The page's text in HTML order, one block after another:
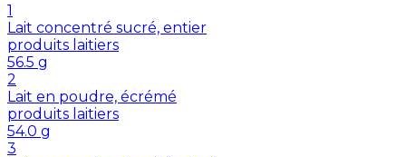
1
Lait concentré sucré, entier
produits laitiers
56.5 g
2
Lait en poudre, écrémé
produits laitiers
54.0 g
3